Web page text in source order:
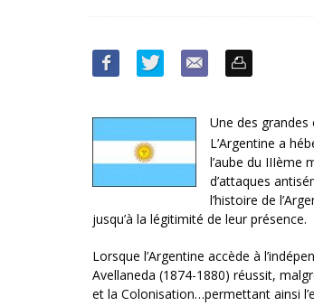
Une des
L’Argentine a
l’aube du IIIème
d’attaques
l’histoire de
jusqu’à la légitimité de leur présence.
Lorsque l’Argentine accède à
Avellaneda (1874-1880) réussit,
et la Colonisation…permettant ainsi